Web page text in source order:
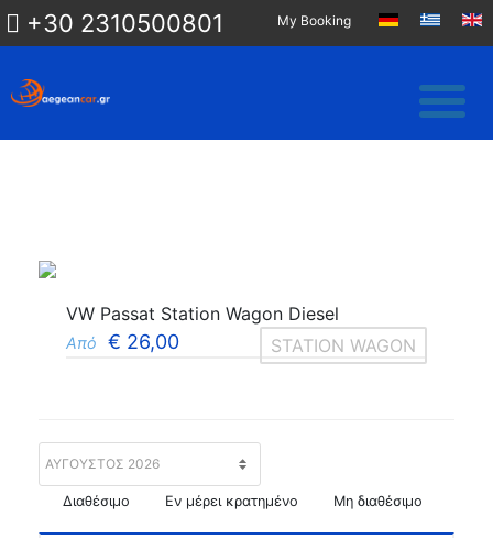
+30 2310500801 My Booking
VW Passat Station Wagon Diesel
STATION WAGON
Από € 26,00
Διαθέσιμο Εν μέρει κρατημένο Μη διαθέσιμο